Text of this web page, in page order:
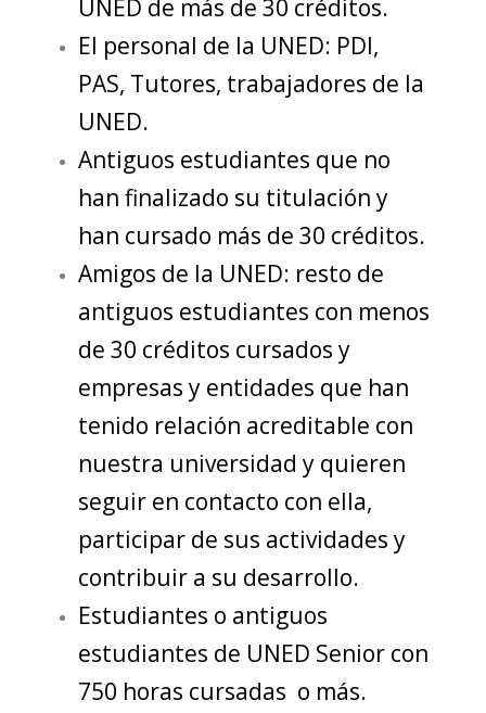
UNED de más de 30 créditos.
El personal de la UNED: PDI,
PAS, Tutores, trabajadores de la
UNED.
Antiguos estudiantes que no
han finalizado su titulación y
han cursado más de 30 créditos.
Amigos de la UNED: resto de
antiguos estudiantes con menos
de 30 créditos cursados y
empresas y entidades que han
tenido relación acreditable con
nuestra universidad y quieren
seguir en contacto con ella,
participar de sus actividades y
contribuir a su desarrollo.
Estudiantes o antiguos
estudiantes de UNED Senior con
750 horas cursadas o más.